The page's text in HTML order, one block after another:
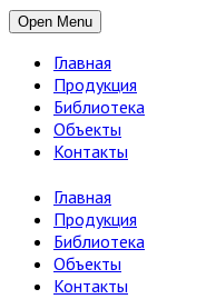
Open Menu
Главная
Продукция
Библиотека
Объекты
Контакты
Главная
Продукция
Библиотека
Объекты
Контакты